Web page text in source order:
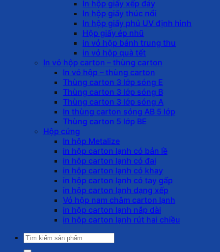
In hộp giấy xếp đáy
In hộp giấy thúc nổi
In hộp giấy phủ UV định hình
Hộp giấy ép nhũ
in vỏ hộp bánh trung thu
in vỏ hộp quà tết
In vỏ hộp carton – thùng carton
In vỏ hộp – thùng carton
Thùng carton 3 lớp sóng E
Thùng carton 3 lớp sóng B
Thùng carton 3 lớp sóng A
In thùng carton sóng AB 5 lớp
Thùng carton 5 lớp BE
Hộp cứng
In hộp Metalize
in hộp carton lạnh có bản lề
in hộp carton lạnh có đai
in hộp carton lạnh có khay
in hộp carton lạnh có tay gấp
in hộp carton lạnh dạng xếp
Vỏ hộp nam châm carton lạnh
in hộp carton lạnh nắp dài
in hộp carton lạnh rút hai chiều
Tìm
kiếm: